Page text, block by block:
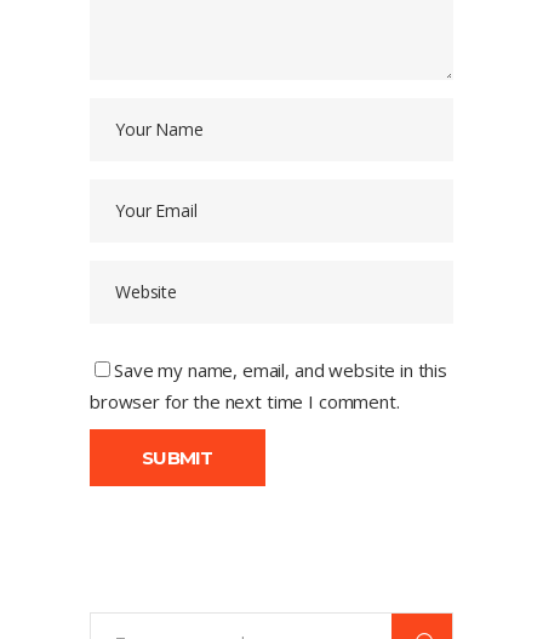
Save my name, email, and website in this
browser for the next time I comment.